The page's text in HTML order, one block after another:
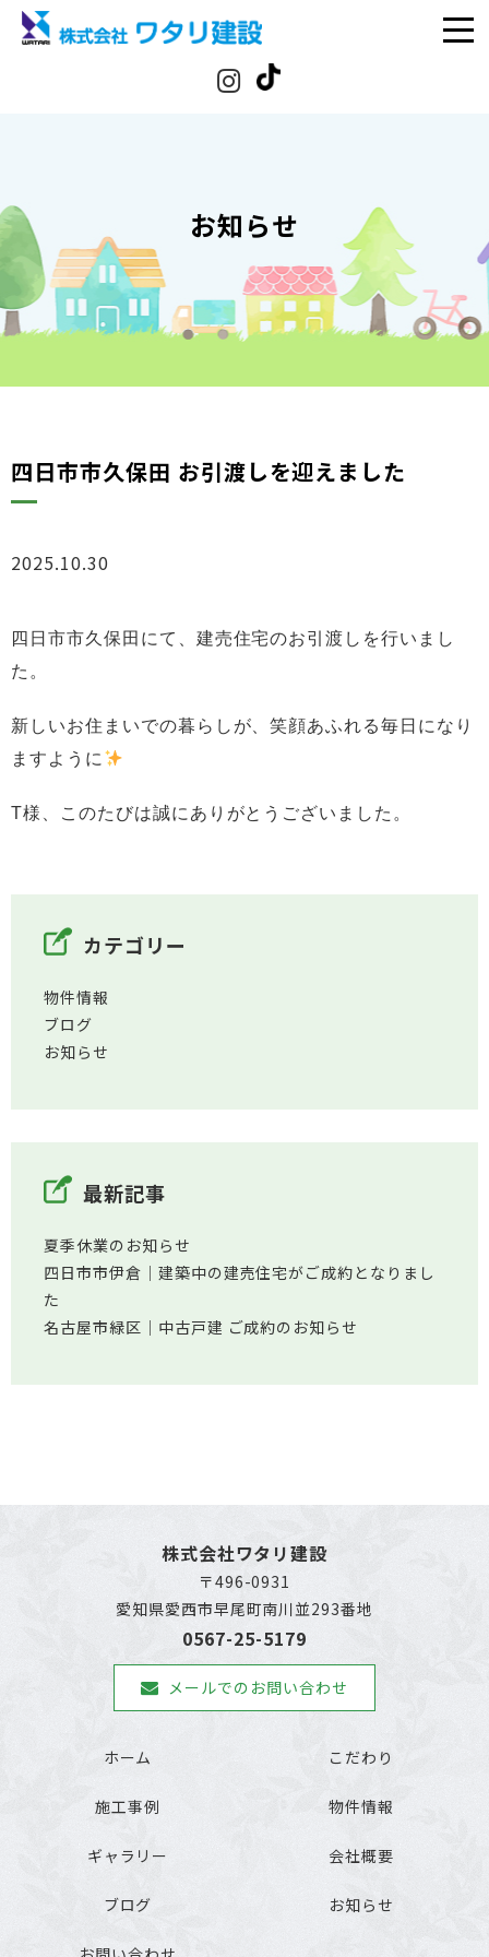
お知らせ
四日市市久保田 お引渡しを迎えました
2025.10.30
四日市市久保田にて、建売住宅のお引渡しを行いまし
た。
新しいお住まいでの暮らしが、笑顔あふれる毎日になり
ますように
T様、このたびは誠にありがとうございました。
カテゴリー
物件情報
ブログ
お知らせ
最新記事
夏季休業のお知らせ
四日市市伊倉│建築中の建売住宅がご成約となりまし
た
名古屋市緑区│中古戸建 ご成約のお知らせ
株式会社ワタリ建設
〒496-0931
愛知県愛西市早尾町南川並293番地
0567-25-5179
メールでのお問い合わせ
ホーム こだわり
施工事例 物件情報
ギャラリー 会社概要
ブログ お知らせ